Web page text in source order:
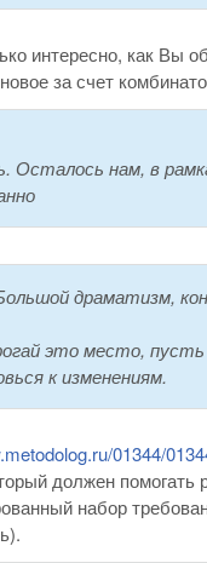
интересно, как Вы
за счет
Осталось нам, в
драматизм,
это место,
к изменениям.
01344/
должен
набор